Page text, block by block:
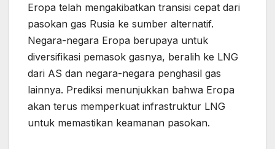
Eropa telah mengakibatkan transisi cepat dari
pasokan gas Rusia ke sumber alternatif.
Negara-negara Eropa berupaya untuk
diversifikasi pemasok gasnya, beralih ke LNG
dari AS dan negara-negara penghasil gas
lainnya. Prediksi menunjukkan bahwa Eropa
akan terus memperkuat infrastruktur LNG
untuk memastikan keamanan pasokan.